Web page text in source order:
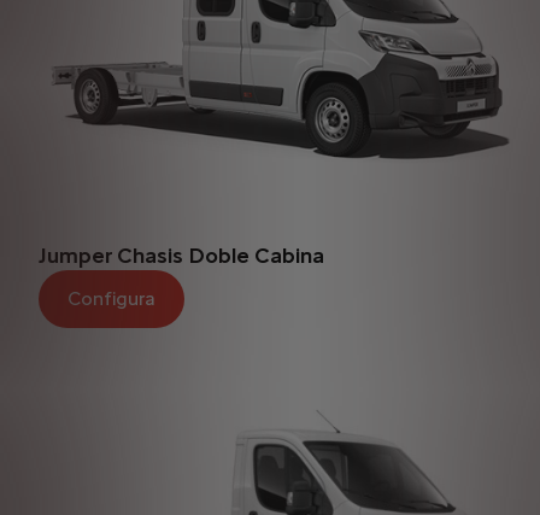
Jumper Chasis Doble Cabina
Configura